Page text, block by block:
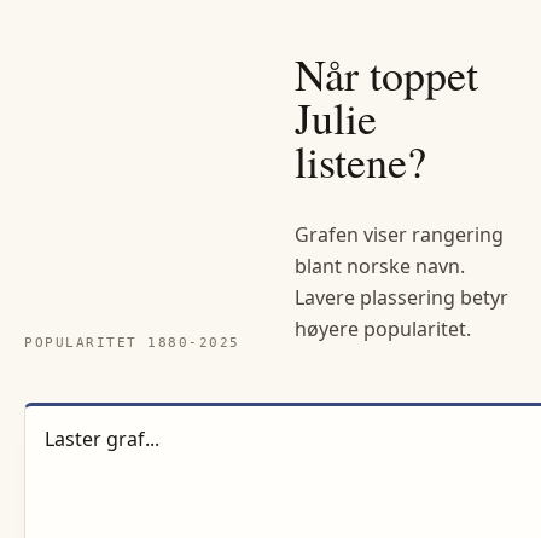
POPULARITET 1880- 2025
Når toppet
Julie
listene?
Grafen viser rangering
blant norske navn.
Lavere plassering betyr
høyere popularitet.
Laster graf...